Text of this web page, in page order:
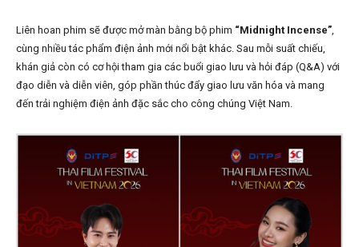
Liên hoan phim sẽ được mở màn bằng bộ phim “Midnight Incense”,
cùng nhiều tác phẩm điện ảnh mới nổi bật khác. Sau mỗi suất chiếu,
khán giả còn có cơ hội tham gia các buổi giao lưu và hỏi đáp (Q&A) với
đạo diễn và diễn viên, góp phần thúc đẩy giao lưu văn hóa và mang
đến trải nghiệm điện ảnh đặc sắc cho công chúng Việt Nam.